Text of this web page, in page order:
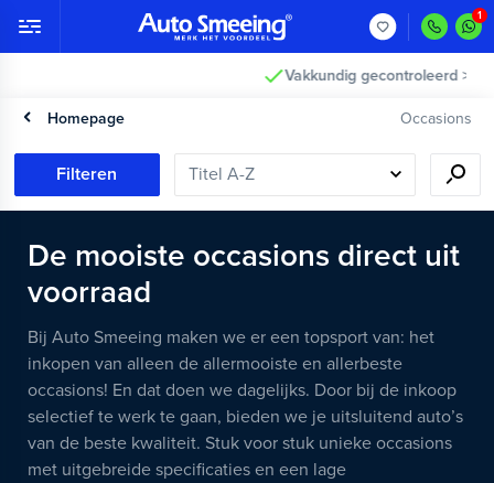
Vakkundig gecontroleerd >
Homepage Occasions
Filteren
De mooiste occasions direct uit
voorraad
Bij Auto Smeeing maken we er een topsport van: het
inkopen van alleen de allermooiste en allerbeste
occasions! En dat doen we dagelijks. Door bij de inkoop
selectief te werk te gaan, bieden we je uitsluitend auto’s
van de beste kwaliteit. Stuk voor stuk unieke occasions
met uitgebreide specificaties en een lage